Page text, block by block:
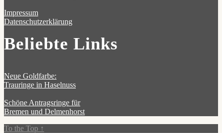
Impressum
Datenschutzerklärung
Beliebte Links
Neue Goldfarbe:
Trauringe in Haselnuss
Schöne Antragsringe für
Bremen und Delmenhorst
To the Top ↑